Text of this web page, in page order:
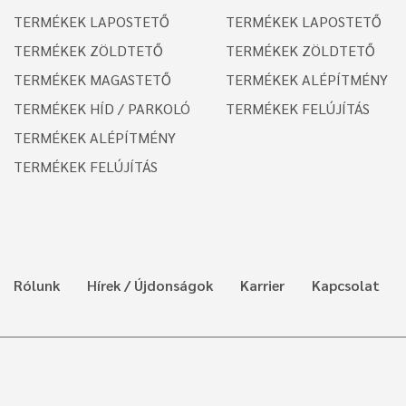
TERMÉKEK LAPOSTETŐ
TERMÉKEK ZÖLDTETŐ
TERMÉKEK MAGASTETŐ
TERMÉKEK HÍD / PARKOLÓ
TERMÉKEK ALÉPÍTMÉNY
TERMÉKEK FELÚJÍTÁS
TERMÉKEK LAPOSTETŐ
TERMÉKEK ZÖLDTETŐ
TERMÉKEK ALÉPÍTMÉNY
TERMÉKEK FELÚJÍTÁS
Rólunk Hírek / Újdonságok Karrier Kapcsolat